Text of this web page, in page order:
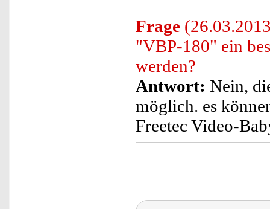
Frage
"VBP-180" ein
werden?
Antwort: Nein,
möglich. es
Freetec Video-